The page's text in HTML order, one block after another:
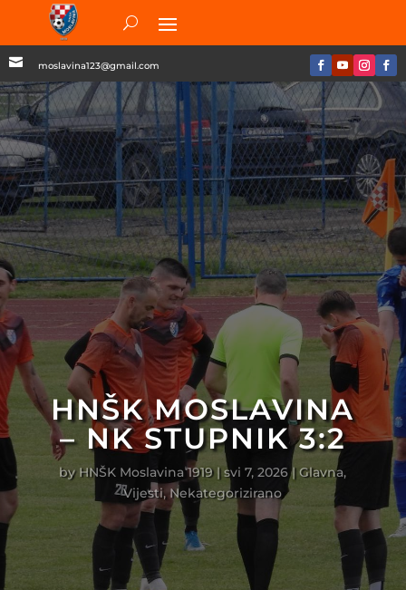
 moslavina123@gmail.com
HNŠK MOSLAVINA
– NK STUPNIK 3:2
by HNŠK Moslavina 1919|svi 7, 2026|Glavna,
Vijesti,Nekategorizirano